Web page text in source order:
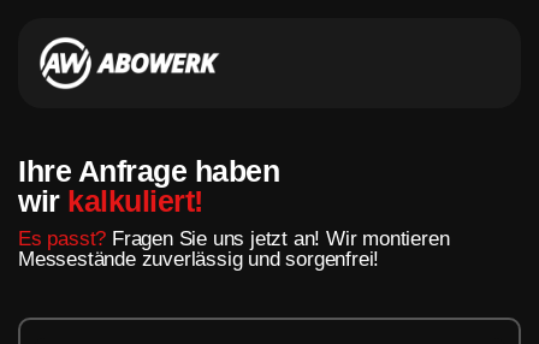
Ihre Anfrage haben
wir kalkuliert!
Es passt? Fragen Sie uns jetzt an! Wir montieren
Messestände zuverlässig und sorgenfrei!